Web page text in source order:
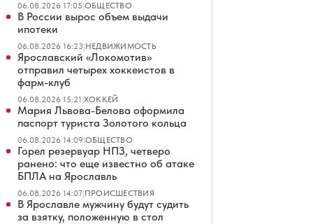
06.08.2026 17:05|ОБЩЕСТВО
В России вырос объем выдачи
ипотеки
06.08.2026 16:23|НЕДВИЖИМОСТЬ
Ярославский «Локомотив»
отправил четырех хоккеистов в
фарм-клуб
06.08.2026 15:21|ХОККЕЙ
Мария Львова-Белова оформила
паспорт туриста Золотого кольца
06.08.2026 14:09|ОБЩЕСТВО
Горел резервуар НПЗ, четверо
ранено: что еще известно об атаке
БПЛА на Ярославль
06.08.2026 14:07|ПРОИСШЕСТВИЯ
В Ярославле мужчину будут судить
за взятку, положенную в стол